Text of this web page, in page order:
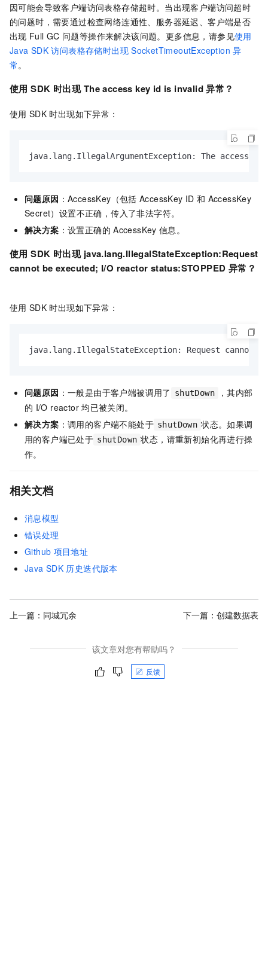
因可能会导致客户端访问表格存储超时。当出现客户端访问超时
的问题时，需要通过检查网络连通性、服务器延迟、客户端是否
出现 Full GC 问题等操作来解决该问题。更多信息，请参见使用
Java SDK 访问表格存储时出现 SocketTimeoutException 异
常 。
使用 SDK 时出现 The access key id is invalid 异常？
使用 SDK 时出现如下异常：
java.lang.IllegalArgumentException: The access
问题原因 ：AccessKey（包括 AccessKey ID 和 AccessKey
Secret）设置不正确，传入了非法字符。
解决方案 ：设置正确的 AccessKey 信息。
使用 SDK 时出现 java.lang.IllegalStateException:Request
cannot be executed; I/O reactor status:STOPPED 异常？
使用 SDK 时出现如下异常：
java.lang.IllegalStateException: Request cannot
问题原因 ：一般是由于客户端被调用了 shutDown
，其内部
的 I/O reactor 均已被关闭。
解决方案 ：调用的客户端不能处于 shutDown 状态。如果调
用的客户端已处于 shutDown 状态，请重新初始化再进行操
作。
相关文档
消息模型
错误处理
Github 项目地址
Java SDK 历史迭代版本
上一篇： 同城冗余 下一篇： 创建数据表
该文章对您有帮助吗？
反馈